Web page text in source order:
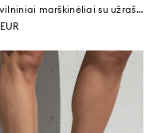
Medvilniniai marškinėliai su užrašu Studio Design
EUR